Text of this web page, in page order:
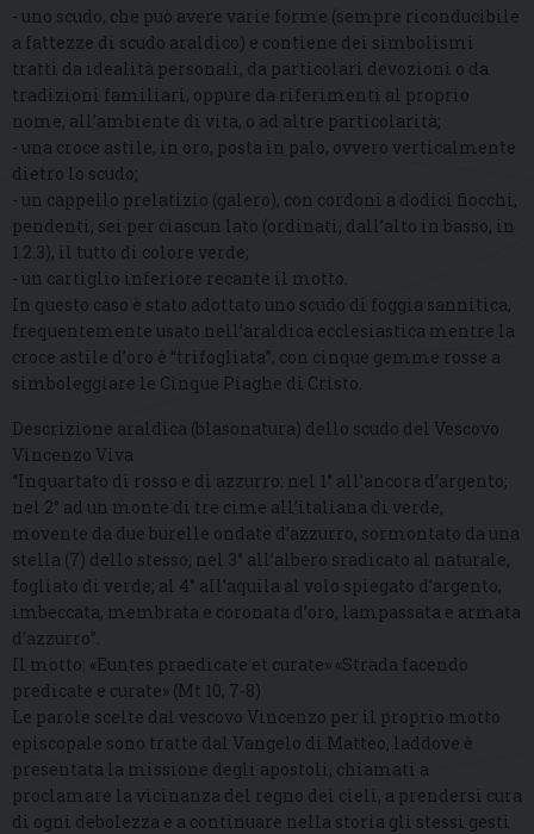
- uno scudo, che può avere varie forme (sempre riconducibile
a fattezze di scudo araldico) e contiene dei simbolismi
tratti da idealità personali, da particolari devozioni o da
tradizioni familiari, oppure da riferimenti al proprio
nome, all’ambiente di vita, o ad altre particolarità;
- una croce astile, in oro, posta in palo, ovvero verticalmente
dietro lo scudo;
- un cappello prelatizio (galero), con cordoni a dodici fiocchi,
pendenti, sei per ciascun lato (ordinati, dall’alto in basso, in
1.2.3), il tutto di colore verde;
- un cartiglio inferiore recante il motto.
In questo caso è stato adottato uno scudo di foggia sannitica,
frequentemente usato nell’araldica ecclesiastica mentre la
croce astile d’oro è “trifogliata”, con cinque gemme rosse a
simboleggiare le Cinque Piaghe di Cristo.
Descrizione araldica (blasonatura) dello scudo del Vescovo
Vincenzo Viva
“Inquartato di rosso e di azzurro: nel 1° all’ancora d’argento;
nel 2° ad un monte di tre cime all’italiana di verde,
movente da due burelle ondate d’azzurro, sormontato da una
stella (7) dello stesso; nel 3° all’albero sradicato al naturale,
fogliato di verde; al 4° all’aquila al volo spiegato d’argento,
imbeccata, membrata e coronata d’oro, lampassata e armata
d’azzurro”.
Il motto: «Euntes praedicate et curate» «Strada facendo
predicate e curate» (Mt 10, 7-8)
Le parole scelte dal vescovo Vincenzo per il proprio motto
episcopale sono tratte dal Vangelo di Matteo, laddove è
presentata la missione degli apostoli, chiamati a
proclamare la vicinanza del regno dei cieli, a prendersi cura
di ogni debolezza e a continuare nella storia gli stessi gesti